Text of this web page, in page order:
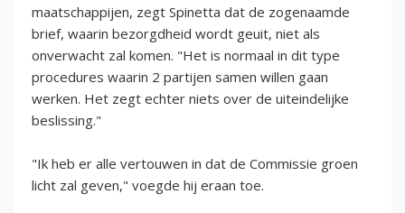
maatschappijen, zegt Spinetta dat de zogenaamde
brief, waarin bezorgdheid wordt geuit, niet als
onverwacht zal komen. "Het is normaal in dit type
procedures waarin 2 partijen samen willen gaan
werken. Het zegt echter niets over de uiteindelijke
beslissing."
"Ik heb er alle vertouwen in dat de Commissie groen
licht zal geven," voegde hij eraan toe.